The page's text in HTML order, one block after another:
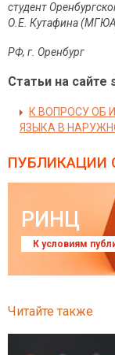
студент
О.Е. Кутафина
РФ, г. Оренбург
Статьи на сайте
К ВОПРОСУ ОБ
ЯЗЫКА В
ПУБЛИКАЦИИ
РИНЦ
К условиям
Читайте также